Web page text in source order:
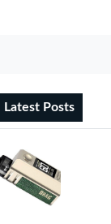
Latest Posts